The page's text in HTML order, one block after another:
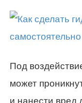
Под
может
и нанести вред